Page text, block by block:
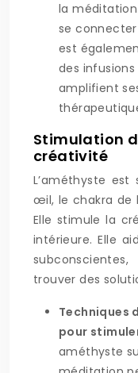
la
se
est
des
amplifient
Stimulation
créativité
L’améthyste
œil, le chakra de
Elle stimule la
intérieure. Elle
trouver des
Techniques
pour
améthyste